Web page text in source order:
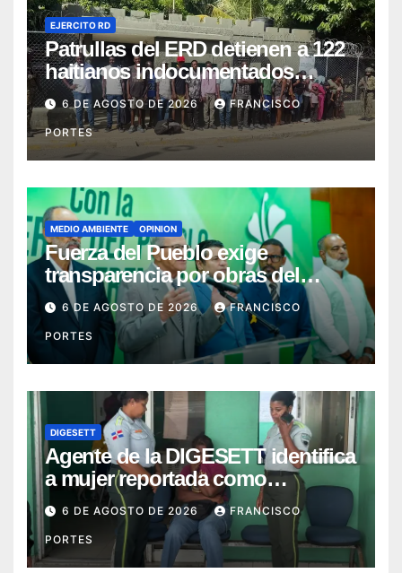
EJERCITO RD
Patrullas del ERD detienen a 122
haitianos indocumentados
durante intervenciones en
Dajabón y Santiago Rodríguez
6 DE AGOSTO DE 2026 FRANCISCO
PORTES
MEDIO AMBIENTE OPINION
Fuerza del Pueblo exige
transparencia por obras del
Gobierno en Los Jardines del
Norte
6 DE AGOSTO DE 2026 FRANCISCO
PORTES
DIGESETT
Agente de la DIGESETT identifica
a mujer reportada como
desaparecida tras encontrarla
desorientada
6 DE AGOSTO DE 2026 FRANCISCO
PORTES